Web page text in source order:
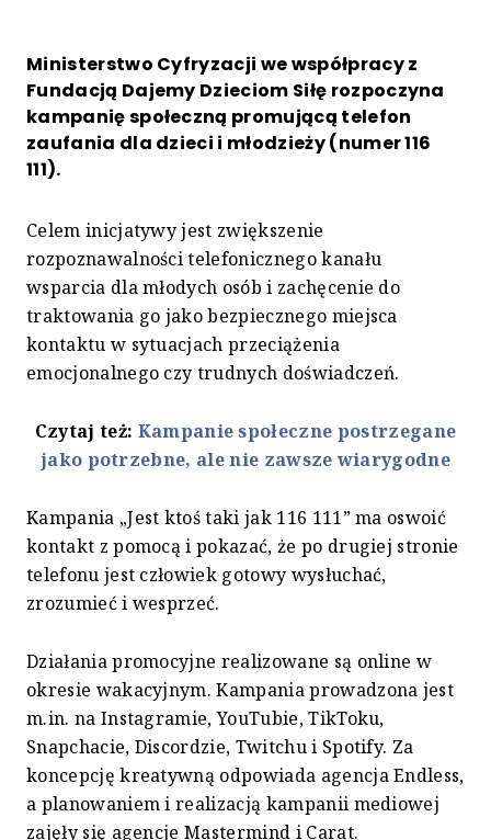
Ministerstwo Cyfryzacji we współpracy z
Fundacją Dajemy Dzieciom Siłę rozpoczyna
kampanię społeczną promującą telefon
zaufania dla dzieci i młodzieży (numer 116
111).
Celem inicjatywy jest zwiększenie
rozpoznawalności telefonicznego kanału
wsparcia dla młodych osób i zachęcenie do
traktowania go jako bezpiecznego miejsca
kontaktu w sytuacjach przeciążenia
emocjonalnego czy trudnych doświadczeń.
Czytaj też: Kampanie społeczne postrzegane
jako potrzebne, ale nie zawsze wiarygodne
Kampania „Jest ktoś taki jak 116 111” ma oswoić
kontakt z pomocą i pokazać, że po drugiej stronie
telefonu jest człowiek gotowy wysłuchać,
zrozumieć i wesprzeć.
Działania promocyjne realizowane są online w
okresie wakacyjnym. Kampania prowadzona jest
m.in. na Instagramie, YouTubie, TikToku,
Snapchacie, Discordzie, Twitchu i Spotify. Za
koncepcję kreatywną odpowiada agencja Endless,
a planowaniem i realizacją kampanii mediowej
zajęły się agencje Mastermind i Carat.